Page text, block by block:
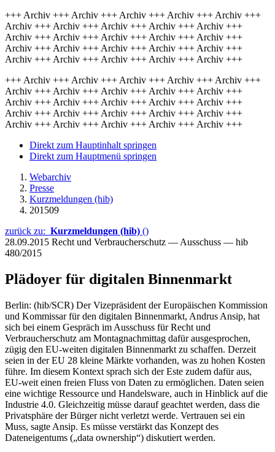
+++ Archiv +++ Archiv +++ Archiv +++ Archiv +++ Archiv +++
Archiv +++ Archiv +++ Archiv +++ Archiv +++ Archiv +++
Archiv +++ Archiv +++ Archiv +++ Archiv +++ Archiv +++
Archiv +++ Archiv +++ Archiv +++ Archiv +++ Archiv +++
Archiv +++ Archiv +++ Archiv +++ Archiv +++ Archiv +++
+++ Archiv +++ Archiv +++ Archiv +++ Archiv +++ Archiv +++
Archiv +++ Archiv +++ Archiv +++ Archiv +++ Archiv +++
Archiv +++ Archiv +++ Archiv +++ Archiv +++ Archiv +++
Archiv +++ Archiv +++ Archiv +++ Archiv +++ Archiv +++
Archiv +++ Archiv +++ Archiv +++ Archiv +++ Archiv +++
Direkt zum Hauptinhalt springen
Direkt zum Hauptmenü springen
Webarchiv
Presse
Kurzmeldungen (hib)
201509
zurück zu: Kurzmeldungen (hib) ()
28.09.2015 Recht und Verbraucherschutz — Ausschuss — hib
480/2015
Plädoyer für digitalen Binnenmarkt
Berlin: (hib/SCR) Der Vizepräsident der Europäischen Kommission
und Kommissar für den digitalen Binnenmarkt, Andrus Ansip, hat
sich bei einem Gespräch im Ausschuss für Recht und
Verbraucherschutz am Montagnachmittag dafür ausgesprochen,
zügig den EU-weiten digitalen Binnenmarkt zu schaffen. Derzeit
seien in der EU 28 kleine Märkte vorhanden, was zu hohen Kosten
führe. Im diesem Kontext sprach sich der Este zudem dafür aus,
EU-weit einen freien Fluss von Daten zu ermöglichen. Daten seien
eine wichtige Ressource und Handelsware, auch in Hinblick auf die
Industrie 4.0. Gleichzeitig müsse darauf geachtet werden, dass die
Privatsphäre der Bürger nicht verletzt werde. Vertrauen sei ein
Muss, sagte Ansip. Es müsse verstärkt das Konzept des
Dateneigentums („data ownership“) diskutiert werden.